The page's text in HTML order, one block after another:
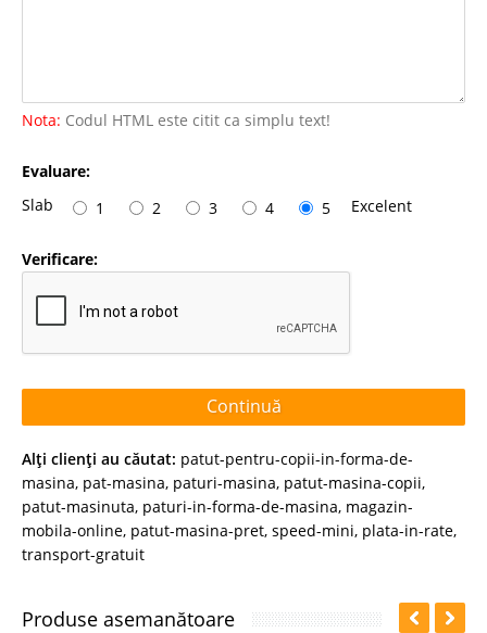
Nota: Codul HTML este citit ca simplu text!
Evaluare:
Slab
1 2 3 4 5 Excelent
Verificare:
Continuă
Alţi clienţi au căutat: patut-pentru-copii-in-forma-de-
masina, pat-masina, paturi-masina, patut-masina-copii,
patut-masinuta, paturi-in-forma-de-masina, magazin-
mobila-online, patut-masina-pret, speed-mini, plata-in-rate,
transport-gratuit
Produse asemanătoare